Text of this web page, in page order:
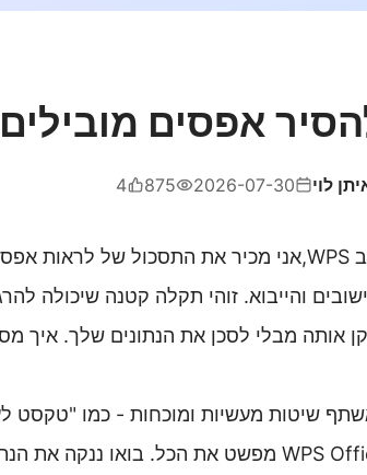
אפסים
לוי 2026-07-30
875
4
אני מכיר את התסכול של לראות
והייבוא. זוהי תקלה קטנה שיכולה
אותה מבלי לסכן את הנתונים שלך. איך
שיטות מעשיות ומוכחות - כמו "טקסט
מפשט את הכל. בואו ננקה את